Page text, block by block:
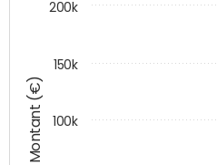
Montant (€) 100k
150k
200k